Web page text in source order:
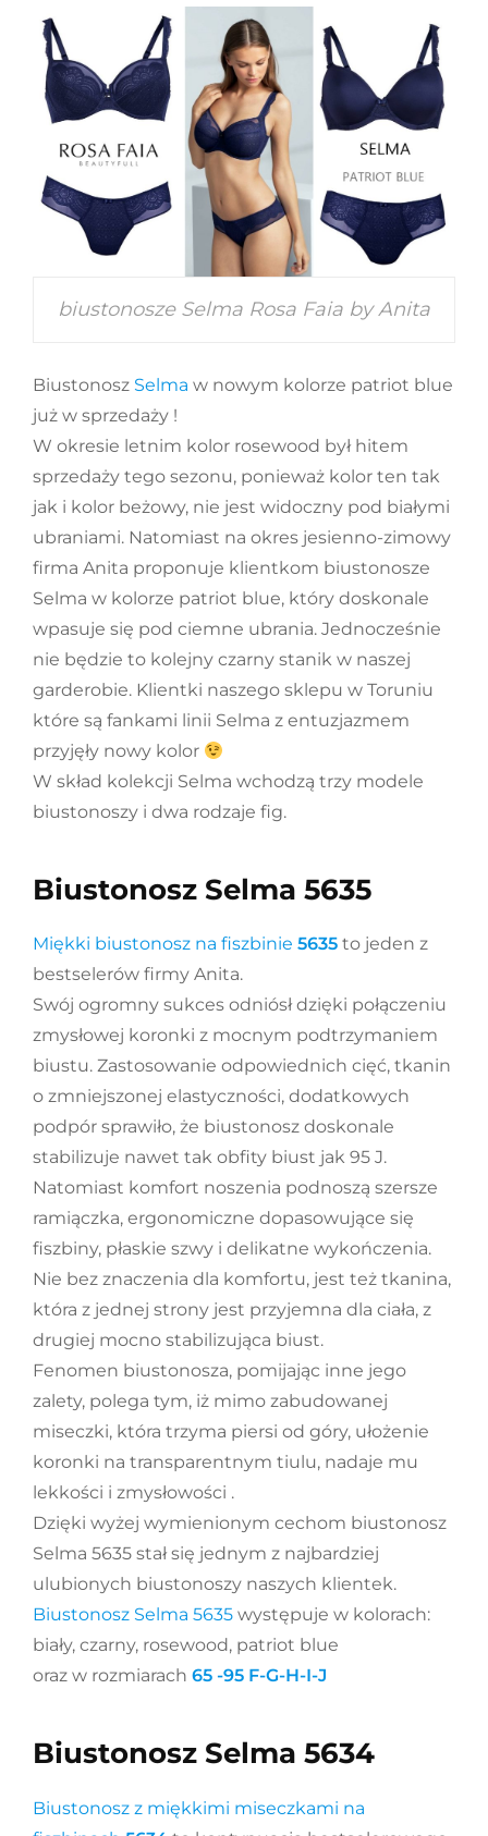
biustonosze Selma Rosa Faia by Anita
Biustonosz Selma w nowym kolorze patriot blue
już w sprzedaży !
W okresie letnim kolor rosewood był hitem
sprzedaży tego sezonu, ponieważ kolor ten tak
jak i kolor beżowy, nie jest widoczny pod białymi
ubraniami. Natomiast na okres jesienno-zimowy
firma Anita proponuje klientkom biustonosze
Selma w kolorze patriot blue, który doskonale
wpasuje się pod ciemne ubrania. Jednocześnie
nie będzie to kolejny czarny stanik w naszej
garderobie. Klientki naszego sklepu w Toruniu
które są fankami linii Selma z entuzjazmem
przyjęły nowy kolor
W skład kolekcji Selma wchodzą trzy modele
biustonoszy i dwa rodzaje fig.
Biustonosz Selma 5635
Miękki biustonosz na fiszbinie 5635 to jeden z
bestselerów firmy Anita.
Swój ogromny sukces odniósł dzięki połączeniu
zmysłowej koronki z mocnym podtrzymaniem
biustu. Zastosowanie odpowiednich cięć, tkanin
o zmniejszonej elastyczności, dodatkowych
podpór sprawiło, że biustonosz doskonale
stabilizuje nawet tak obfity biust jak 95 J.
Natomiast komfort noszenia podnoszą szersze
ramiączka, ergonomiczne dopasowujące się
fiszbiny, płaskie szwy i delikatne wykończenia.
Nie bez znaczenia dla komfortu, jest też tkanina,
która z jednej strony jest przyjemna dla ciała, z
drugiej mocno stabilizująca biust.
Fenomen biustonosza, pomijając inne jego
zalety, polega tym, iż mimo zabudowanej
miseczki, która trzyma piersi od góry, ułożenie
koronki na transparentnym tiulu, nadaje mu
lekkości i zmysłowości .
Dzięki wyżej wymienionym cechom biustonosz
Selma 5635 stał się jednym z najbardziej
ulubionych biustonoszy naszych klientek.
Biustonosz Selma 5635 występuje w kolorach:
biały, czarny, rosewood, patriot blue
oraz w rozmiarach 65 -95 F-G-H-I-J
Biustonosz Selma 5634
Biustonosz z miękkimi miseczkami na